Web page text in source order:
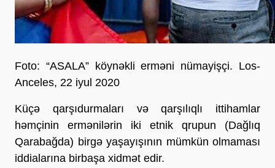
Foto: “ASALA” köynəkli erməni nümayişçi. Los-
Anceles, 22 iyul 2020
Küçə qarşıdurmaları və qarşılıqlı ittihamlar
həmçinin ermənilərin iki etnik qrupun (Dağlıq
Qarabağda) birgə yaşayışının mümkün olmaması
iddialarına birbaşa xidmət edir.